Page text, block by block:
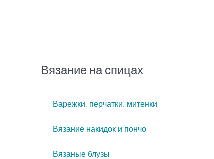
Вязание на спицах
Варежки, перчатки, митенки
Вязание накидок и пончо
Вязаные блузы